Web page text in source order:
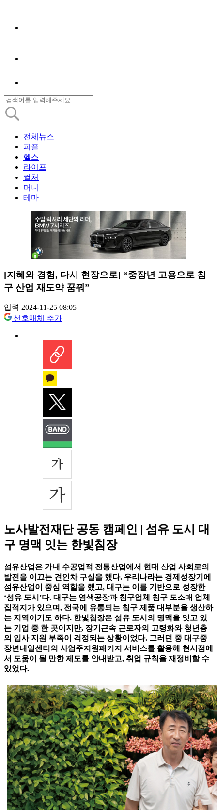
전체뉴스
피플
헬스
라이프
컬처
머니
테마
[지혜와 경험, 다시 현장으로] “중장년 고용으로 침
구 산업 재도약 꿈꿔”
입력 2024-11-25 08:05
선호매체 추가
노사발전재단 공동 캠페인 | 섬유 도시 대
구 명맥 잇는 한빛침장
섬유산업은 가내 수공업적 전통산업에서 현대 산업 사회로의
발전을 이끄는 견인차 구실을 했다. 우리나라는 경제성장기에
섬유산업이 중심 역할을 했고, 대구는 이를 기반으로 성장한
‘섬유 도시’다. 대구는 염색공장과 침구업체 침구 도소매 업체
집적지가 있으며, 전국에 유통되는 침구 제품 대부분을 생산하
는 지역이기도 하다. 한빛침장은 섬유 도시의 명맥을 잇고 있
는 기업 중 한 곳이지만, 장기근속 근로자의 고령화와 청년층
의 입사 지원 부족이 걱정되는 상황이었다. 그러던 중 대구중
장년내일센터의 사업주지원패키지 서비스를 활용해 현시점에
서 도움이 될 만한 제도를 안내받고, 취업 규칙을 재정비할 수
있었다.